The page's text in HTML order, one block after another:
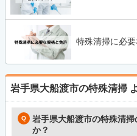
特殊清掃に必
岩手県大船渡市の特殊清掃
岩手県大船渡市の特殊清
か？